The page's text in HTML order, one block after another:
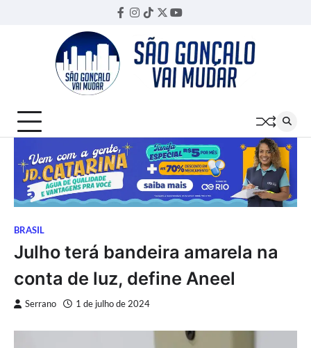
Facebook
Instagram
TikTok
TwitterYouTube
BRASIL
Julho terá bandeira amarela na
conta de luz, define Aneel
Serrano 1 de julho de 2024